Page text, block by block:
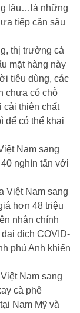
lâu…là những
tiếp cận sâu
thị trường cà
mặt hàng này
tiêu dùng, các
chưa có chỗ
cải thiện chất
để có thể khai
Nam sang
nghìn tấn với
Việt Nam sang
hơn 48 triệu
nhân chính
dịch COVID-
phủ Anh khiến
Nam sang
cà phê
Nam Mỹ và